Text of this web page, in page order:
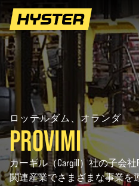
ロッテルダム、オランダ
PROVIMI
カーギル（Cargill）社の子会社
関連産業でさまざまな事業を